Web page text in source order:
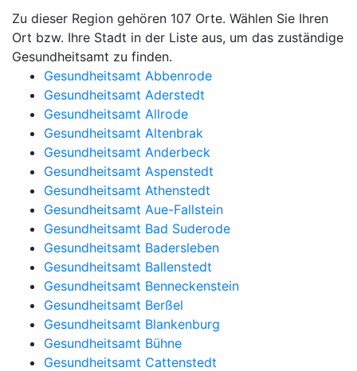
Zu dieser Region gehören 107 Orte. Wählen Sie Ihren
Ort bzw. Ihre Stadt in der Liste aus, um das zuständige
Gesundheitsamt zu finden.
Gesundheitsamt Abbenrode
Gesundheitsamt Aderstedt
Gesundheitsamt Allrode
Gesundheitsamt Altenbrak
Gesundheitsamt Anderbeck
Gesundheitsamt Aspenstedt
Gesundheitsamt Athenstedt
Gesundheitsamt Aue-Fallstein
Gesundheitsamt Bad Suderode
Gesundheitsamt Badersleben
Gesundheitsamt Ballenstedt
Gesundheitsamt Benneckenstein
Gesundheitsamt Berßel
Gesundheitsamt Blankenburg
Gesundheitsamt Bühne
Gesundheitsamt Cattenstedt